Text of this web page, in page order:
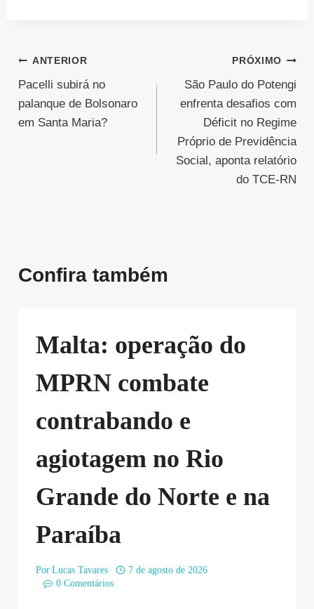
Navegação
de
Post
ANTERIOR
Pacelli subirá no
palanque de Bolsonaro
em Santa Maria?
PRÓXIMO
São Paulo do Potengi
enfrenta desafios com
Déficit no Regime
Próprio de Previdência
Social, aponta relatório
do TCE-RN
Confira também
Malta: operação do
MPRN combate
contrabando e
agiotagem no Rio
Grande do Norte e na
Paraíba
Por Lucas Tavares
7 de agosto de 2026
0 Comentários